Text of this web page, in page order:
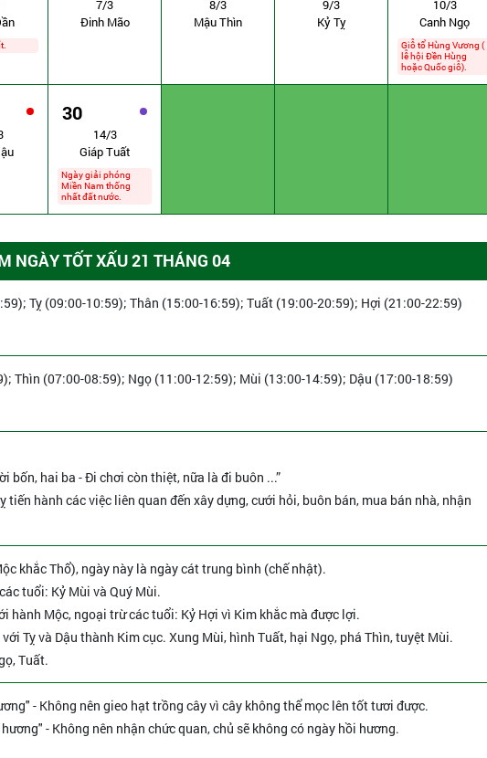
7/3
Đinh Mão
8/3
Mậu Thìn
9/3
Kỷ Tỵ
10/3
Canh Ngọ
Giỗ tổ Hùng Vương (
lễ hội Đền Hùng
hoặc Quốc giỗ).
30
14/3
Giáp Tuất
Ngày giải phóng
Miền Nam thống
nhất đất nước.
NGÀY TỐT XẤU 21 THÁNG 04
Tỵ (09:00-10:59); Thân (15:00-16:59); Tuất (19:00-20:59); Hợi (21:00-22:59)
Thìn (07:00-08:59); Ngọ (11:00-12:59); Mùi (13:00-14:59); Dậu (17:00-18:59)
bốn, hai ba - Đi chơi còn thiệt, nữa là đi buôn ...”
tiến hành các việc liên quan đến xây dựng, cưới hỏi, buôn bán, mua bán nhà, nhận
khắc Thổ), ngày này là ngày cát trung bình (chế nhật).
tuổi: Kỷ Mùi và Quý Mùi.
hành Mộc, ngoại trừ các tuổi: Kỷ Hợi vì Kim khắc mà được lợi.
Tỵ và Dậu thành Kim cục. Xung Mùi, hình Tuất, hại Ngọ, phá Thìn, tuyệt Mùi.
Tuất.
- Không nên gieo hạt trồng cây vì cây không thể mọc lên tốt tươi được.
- Không nên nhận chức quan, chủ sẽ không có ngày hồi hương.